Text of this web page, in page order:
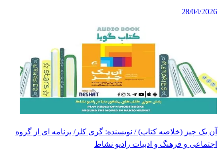
28/04/2026
آن یک چیز (خلاصه کتاب) / نویسنده: گری کلر/ برنامه ای از گروه
اجتماعی و فرهنگ و ادبیات رادیو نشاط